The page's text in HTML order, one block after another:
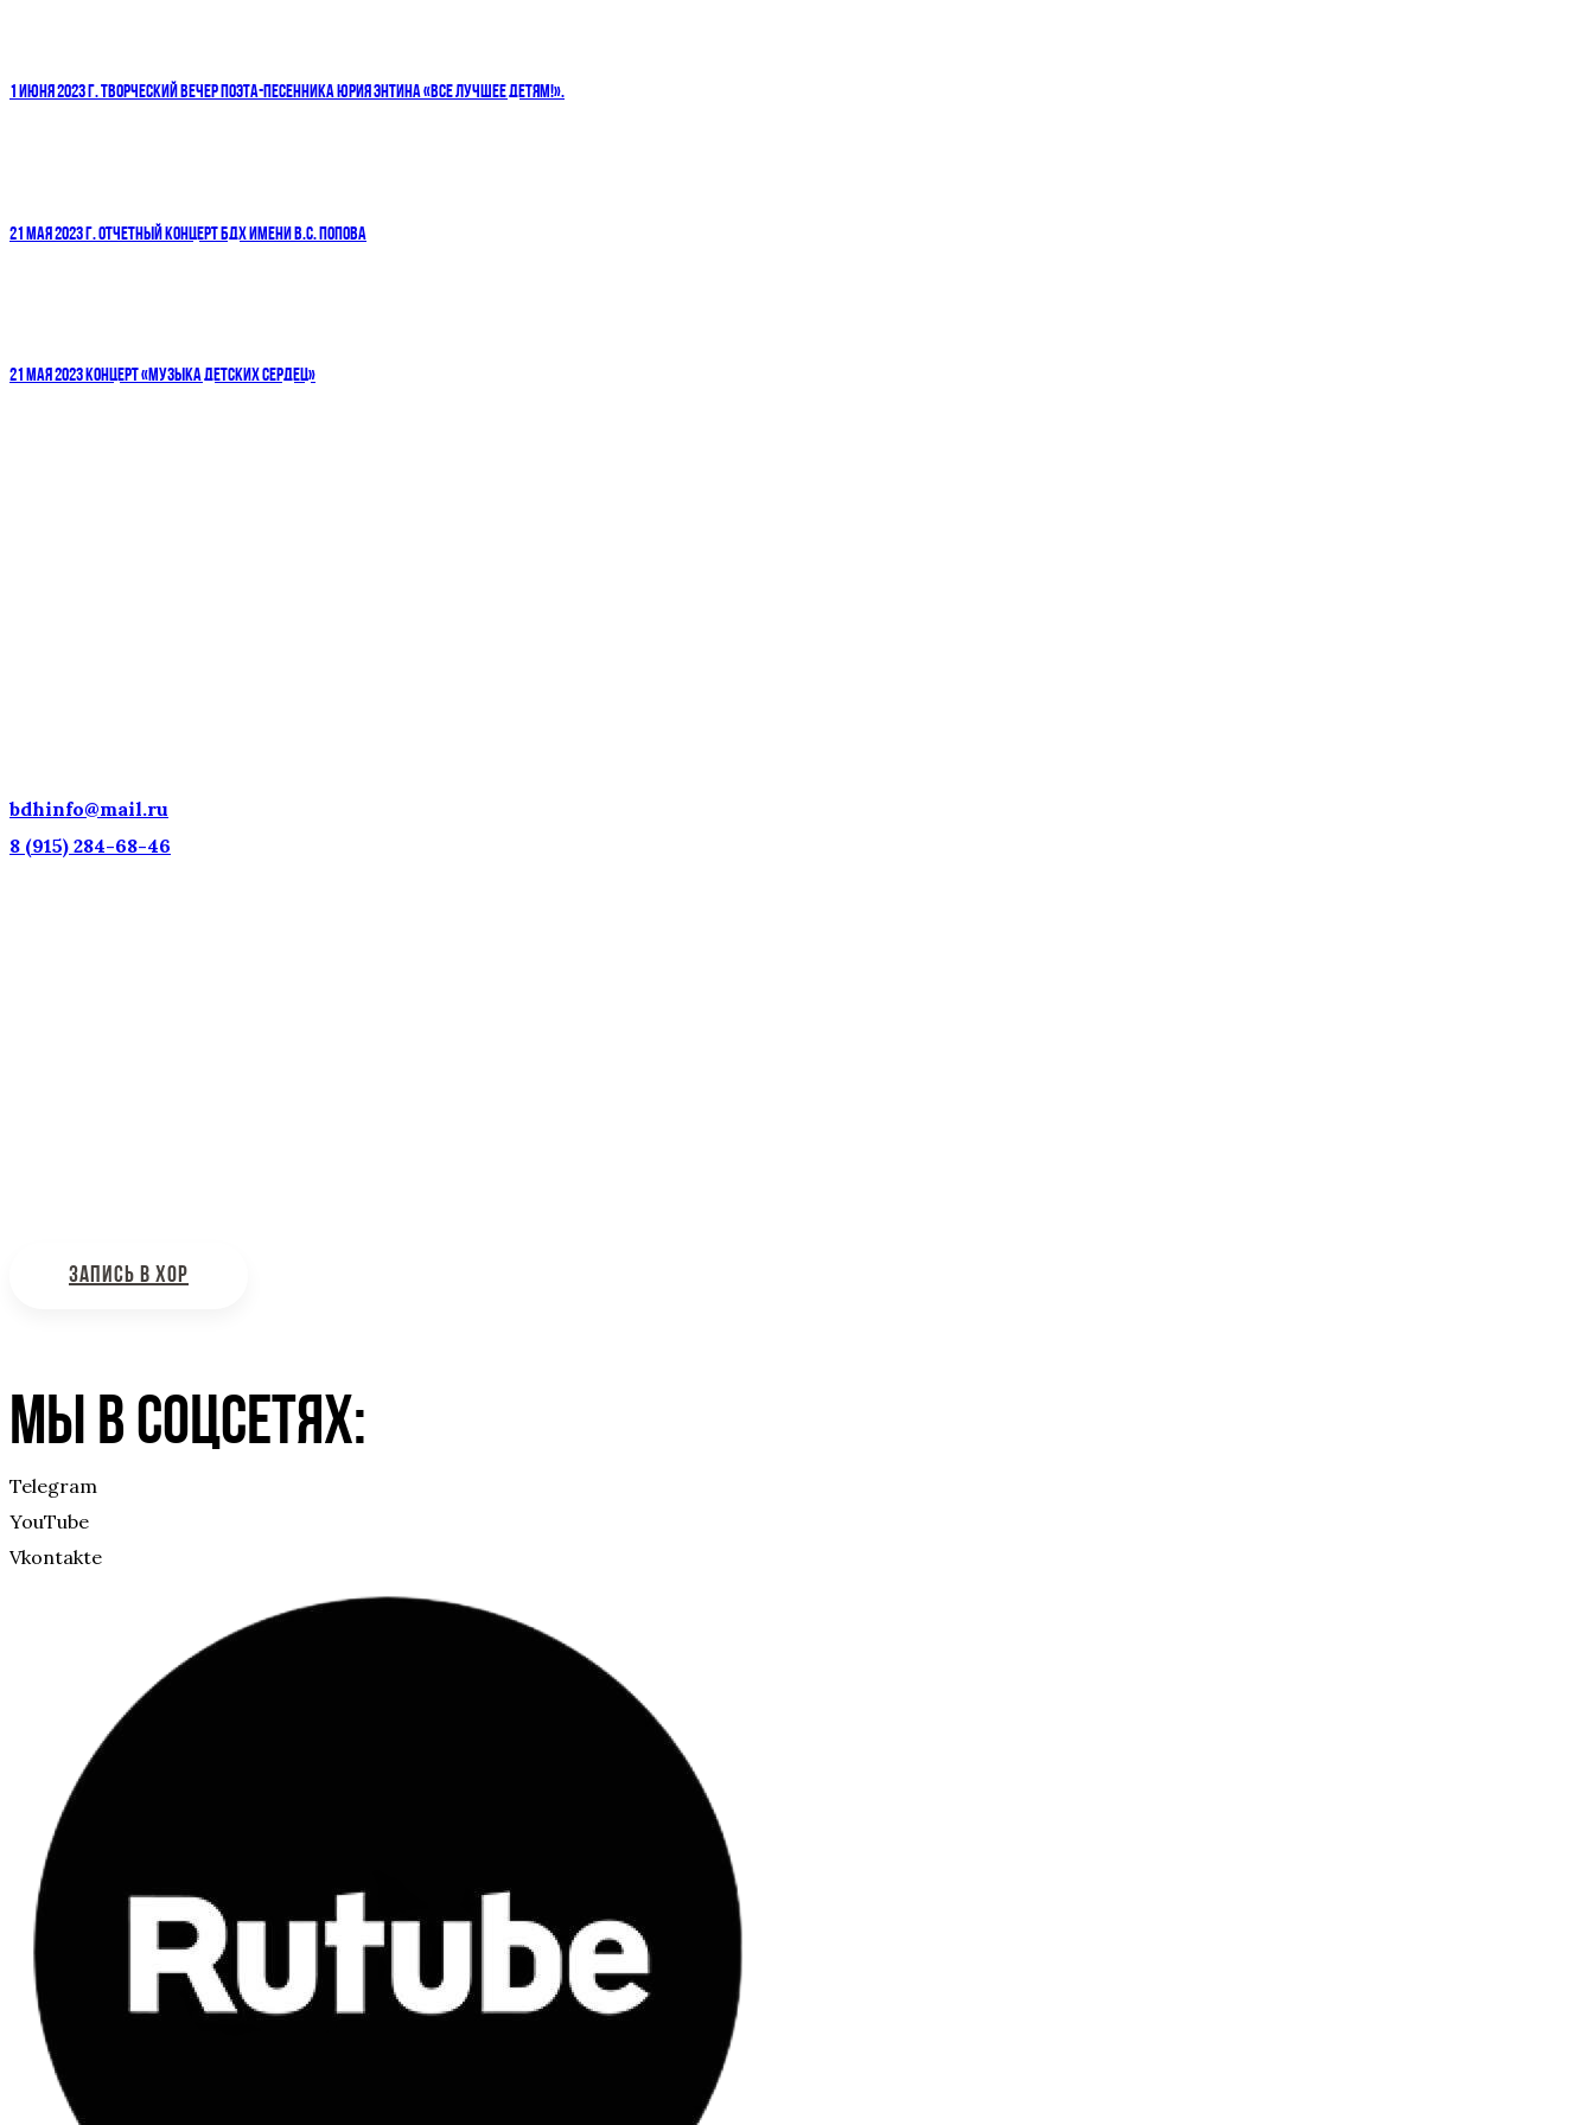
1 ИЮНЯ 2023 Г. ТВОРЧЕСКИЙ ВЕЧЕР ПОЭТА-ПЕСЕННИКА ЮРИЯ ЭНТИНА «ВСЕ ЛУЧШЕЕ ДЕТЯМ!».
21 МАЯ 2023 Г. ОТЧЕТНЫЙ КОНЦЕРТ БДХ ИМЕНИ В.С. ПОПОВА
21 МАЯ 2023 КОНЦЕРТ «МУЗЫКА ДЕТСКИХ СЕРДЕЦ»
bdhinfo@mail.ru
8 (915) 284-68-46
ЗАПИСЬ В ХОР
Мы в соцсетях:
Telegram
YouTube
Vkontakte